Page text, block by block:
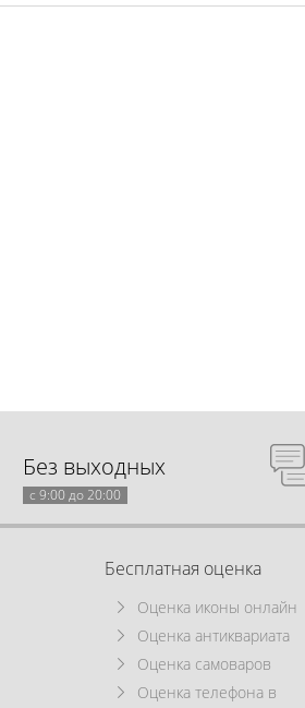
Без выходных
с 9:00 до 20:00
Бесплатная оценка
Оценка иконы онлайн
Оценка антиквариата
Оценка самоваров
Оценка телефона в